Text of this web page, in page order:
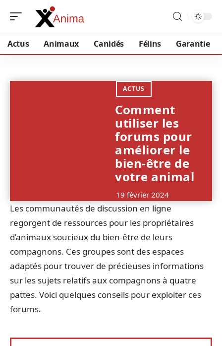
Actus Animaux Canidés Félins Garantie
ACTUS
Comment
utiliser les
forums pour
améliorer le
bien-être de
votre animal
19 février 2024
Les communautés de discussion en ligne
regorgent de ressources pour les propriétaires
d’animaux soucieux du bien-être de leurs
compagnons. Ces groupes sont des espaces
adaptés pour trouver de précieuses informations
sur les sujets relatifs aux compagnons à quatre
pattes. Voici quelques conseils pour exploiter ces
forums.